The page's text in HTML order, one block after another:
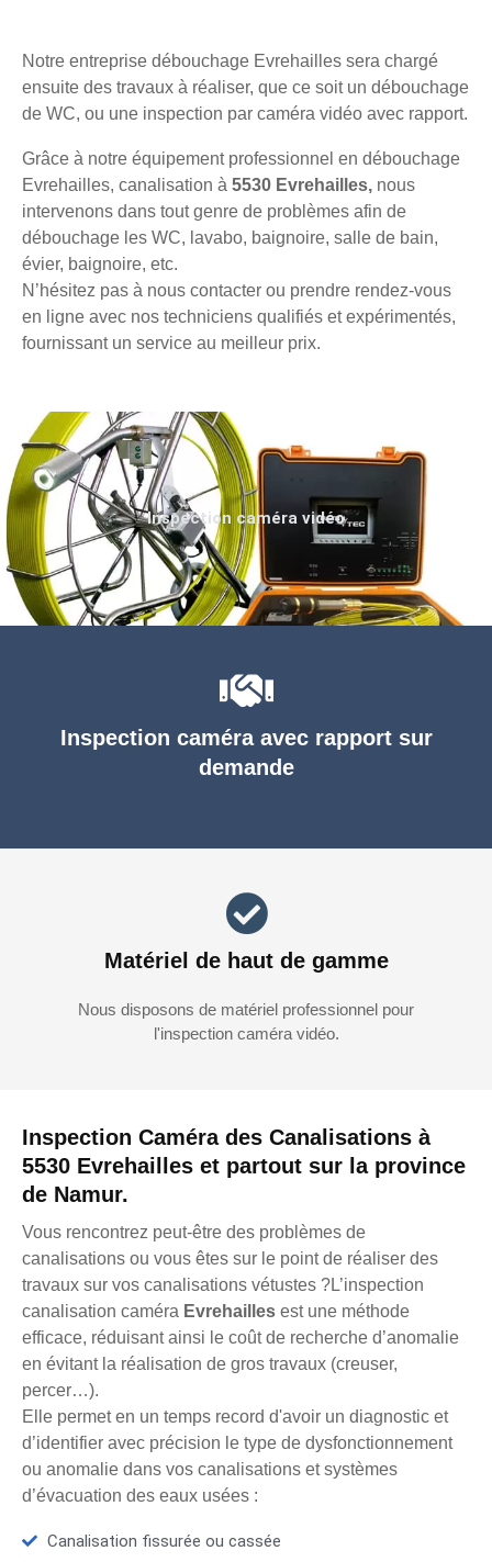
Notre entreprise débouchage Evrehailles sera chargé
ensuite des travaux à réaliser, que ce soit un débouchage
de WC, ou une inspection par caméra vidéo avec rapport.
Grâce à notre équipement professionnel en débouchage
Evrehailles, canalisation à 5530 Evrehailles, nous
intervenons dans tout genre de problèmes afin de
débouchage les WC, lavabo, baignoire, salle de bain,
évier, baignoire, etc.
N’hésitez pas à nous contacter ou prendre rendez-vous
en ligne avec nos techniciens qualifiés et expérimentés,
fournissant un service au meilleur prix.
Inspection Caméra des Canalisations à
5530 Evrehailles et partout sur la province
de Namur.
Vous rencontrez peut-être des problèmes de
canalisations ou vous êtes sur le point de réaliser des
travaux sur vos canalisations vétustes ?L’inspection
canalisation caméra Evrehailles est une méthode
efficace, réduisant ainsi le coût de recherche d’anomalie
en évitant la réalisation de gros travaux (creuser,
percer…).
Elle permet en un temps record d'avoir un diagnostic et
d’identifier avec précision le type de dysfonctionnement
ou anomalie dans vos canalisations et systèmes
d’évacuation des eaux usées :
Canalisation fissurée ou cassée
Inspection caméra avec rapport sur
demande
Matériel de haut de gamme
Nous disposons de matériel professionnel pour
l'inspection caméra vidéo.
Inspection caméra vidéo